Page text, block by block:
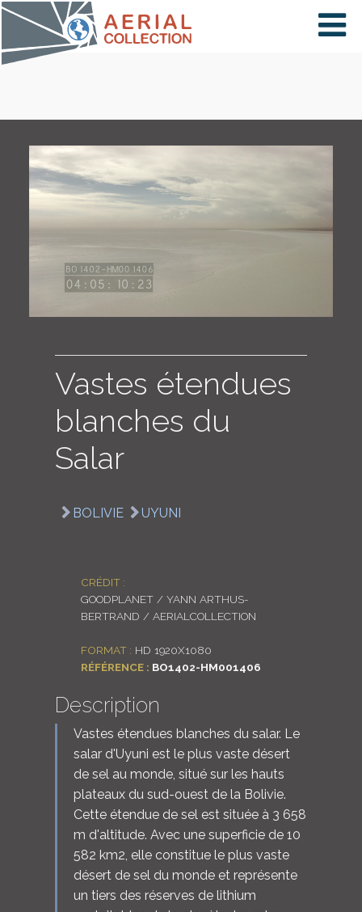
×
CARTE
LOGIN
Vastes étendues
blanches du
Salar
BOLIVIE UYUNI
CRÉDIT :
GOODPLANET / YANN ARTHUS-
BERTRAND / AERIALCOLLECTION
FORMAT : HD 1920X1080
RÉFÉRENCE : BO1402-HM001406
Description
Vastes étendues blanches du salar. Le
salar d'Uyuni est le plus vaste désert
de sel au monde, situé sur les hauts
plateaux du sud-ouest de la Bolivie.
Cette étendue de sel est située à 3 658
m d'altitude. Avec une superficie de 10
582 km2, elle constitue le plus vaste
désert de sel du monde et représente
un tiers des réserves de lithium